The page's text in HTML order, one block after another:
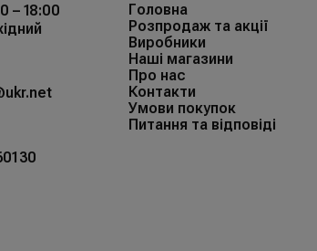
– 18:00
Головна
Розпродаж та акції
Виробники
Наші магазини
Про нас
Контакти
Умови покупок
Питання та відповіді